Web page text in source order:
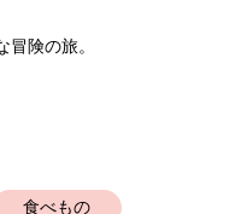
冒険の旅。
食べもの